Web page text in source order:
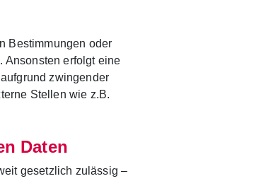
Bestimmungen oder
Ansonsten erfolgt eine
zwingender
Stellen wie z.B.
Daten
gesetzlich zulässig –